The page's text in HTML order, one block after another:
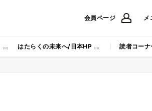
会員ページ
はたらくの未来へ/日本HP 読者コーナ